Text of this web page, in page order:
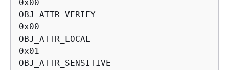
0x00
OBJ_ATTR_VERIFY
0x00
OBJ_ATTR_LOCAL
0x01
OBJ_ATTR_SENSITIVE